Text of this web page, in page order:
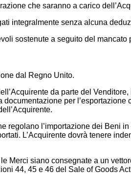
che saranno a carico
integralmente senza alcuna
sostenute a seguito del
dal Regno Unito.
da parte del
per
regolano l’importazione dei Beni
L’Acquirente dovrà tenere
Merci siano consegnate a un
44, 45 e 46 del Sale of Goods